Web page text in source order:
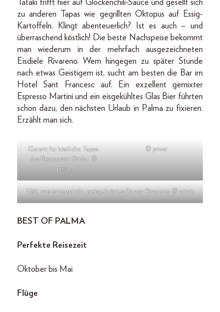
Tataki trifft hier auf Glockenchili-Sauce und gesellt sich
zu anderen Tapas wie gegrillten Oktopus auf Essig-
Kartoffeln. Klingt abenteuerlich? Ist es auch – und
überraschend köstlich! Die beste Nachspeise bekommt
man wiederum in der mehrfach ausgezeichneten
Eisdiele Rivareno. Wem hingegen zu später Stunde
nach etwas Geistigem ist, sucht am besten die Bar im
Hotel Sant Francesc auf. Ein exzellent gemixter
Espresso Martini und ein eisgekühltes Glas Bier führten
schon dazu, den nächsten Urlaub in Palma zu fixieren.
Erzählt man sich.
Garant für köstliche Tapas:
das Restaurant Ombu. ©
privat
© privat
Hält, was es verspricht: preisgekröntes Eis von Rivareno. © privat
BEST OF PALMA
Perfekte Reisezeit
Oktober bis Mai
Flüge